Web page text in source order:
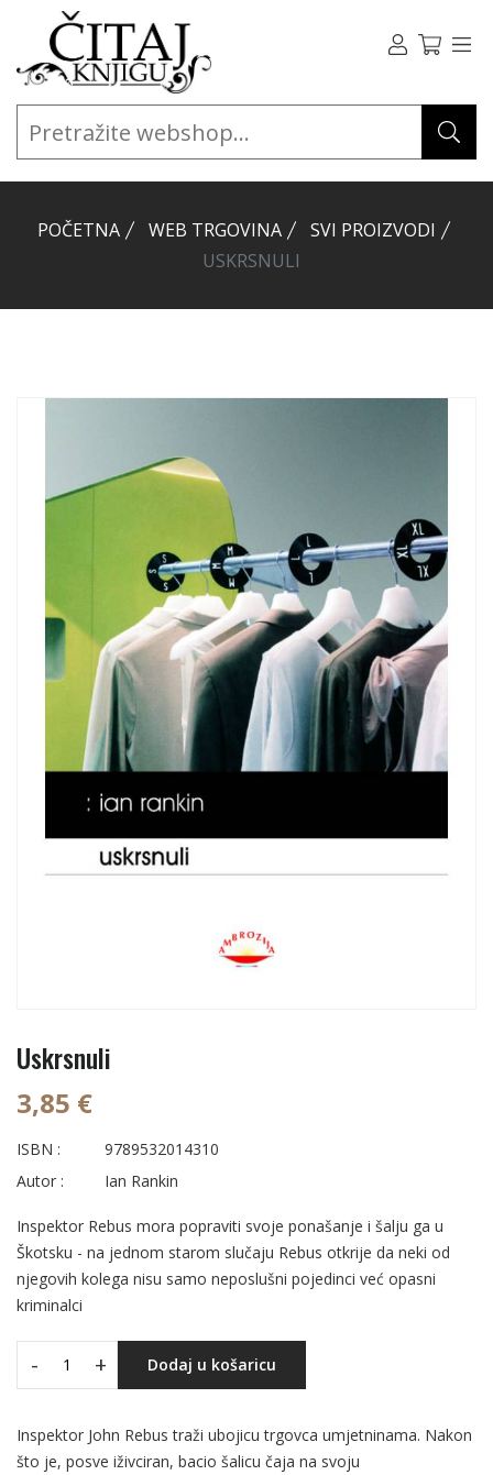
POČETNA WEB TRGOVINA
SVI PROIZVODI
USKRSNULI
Uskrsnuli
3,85 €
ISBN :
9789532014310
Autor :
Ian Rankin
Inspektor Rebus mora popraviti svoje ponašanje i šalju ga u
Škotsku - na jednom starom slučaju Rebus otkrije da neki od
njegovih kolega nisu samo neposlušni pojedinci već opasni
kriminalci
- + Dodaj u košaricu
Inspektor John Rebus traži ubojicu trgovca umjetninama. Nakon
što je, posve iživciran, bacio šalicu čaja na svoju